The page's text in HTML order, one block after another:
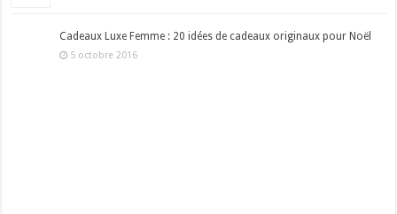
Cadeaux Luxe Femme : 20 idées de cadeaux originaux pour Noël
5 octobre 2016